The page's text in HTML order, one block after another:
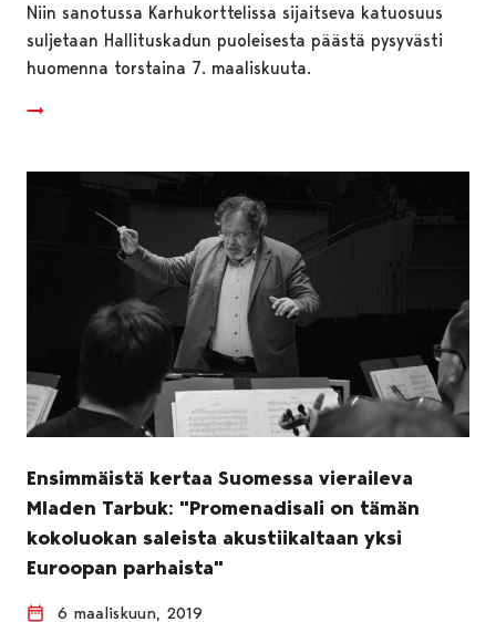
Niin sanotussa Karhukorttelissa sijaitseva katuosuus
suljetaan Hallituskadun puoleisesta päästä pysyvästi
huomenna torstaina 7. maaliskuuta.
Ensimmäistä kertaa Suomessa vieraileva
Mladen Tarbuk: "Promenadisali on tämän
kokoluokan saleista akustiikaltaan yksi
Euroopan parhaista"
6 maaliskuun, 2019